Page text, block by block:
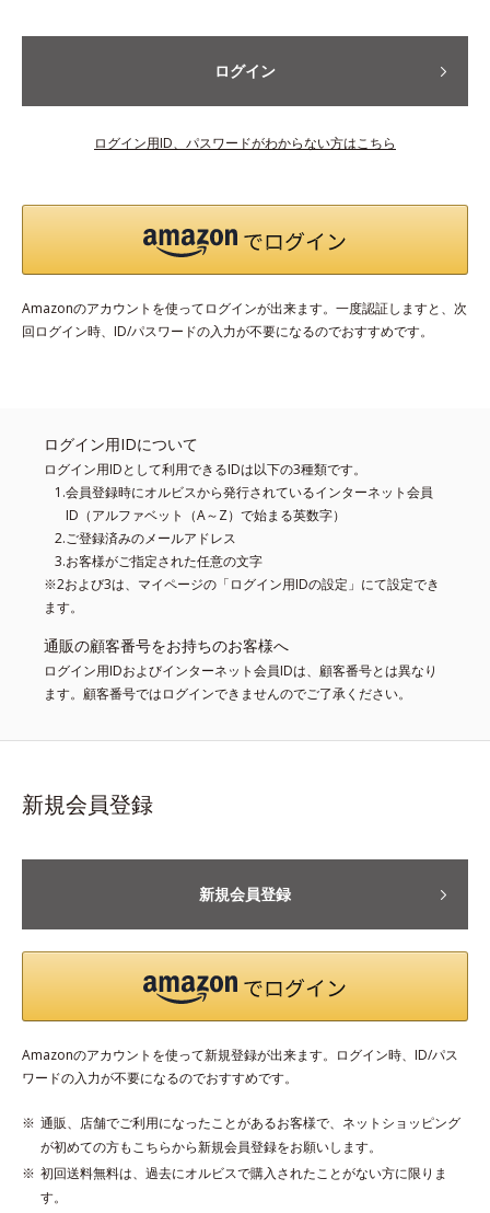
ログイン
ログイン用ID、パスワードがわからない方はこちら
Amazonのアカウントを使ってログインが出来ます。一度認証しますと、次
回ログイン時、ID/パスワードの入力が不要になるのでおすすめです。
ログイン用IDについて
ログイン用IDとして利用できるIDは以下の3種類です。
会員登録時にオルビスから発行されているインターネット会員
ID（アルファベット（A～Z）で始まる英数字）
ご登録済みのメールアドレス
お客様がご指定された任意の文字
※2および3は、マイページの「ログイン用IDの設定」にて設定でき
ます。
通販の顧客番号をお持ちのお客様へ
ログイン用IDおよびインターネット会員IDは、顧客番号とは異なり
ます。顧客番号ではログインできませんのでご了承ください。
新規会員登録
新規会員登録
Amazonのアカウントを使って新規登録が出来ます。ログイン時、ID/パス
ワードの入力が不要になるのでおすすめです。
通販、店舗でご利用になったことがあるお客様で、ネットショッピング
が初めての方もこちらから新規会員登録をお願いします。
初回送料無料は、過去にオルビスで購入されたことがない方に限りま
す。